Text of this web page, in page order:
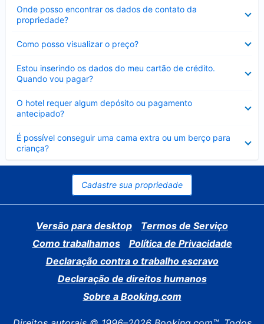
Onde posso encontrar os dados de contato da
propriedade?
Como posso visualizar o preço?
Estou inserindo os dados do meu cartão de crédito.
Quando vou pagar?
O hotel requer algum depósito ou pagamento
antecipado?
É possível conseguir uma cama extra ou um berço para
criança?
Contraído
Cadastre sua propriedade
Versão para desktop
Termos de Serviço
Como trabalhamos
Política de Privacidade
Declaração contra o trabalho escravo
Declaração de direitos humanos
Sobre a Booking.com